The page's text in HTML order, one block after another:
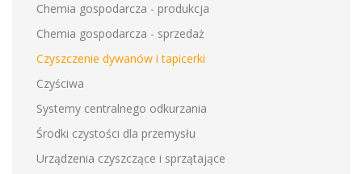
Chemia gospodarcza - produkcja
Chemia gospodarcza - sprzedaż
Czyszczenie dywanów i tapicerki
Czyściwa
Systemy centralnego odkurzania
Środki czystości dla przemysłu
Urządzenia czyszczące i sprzątające